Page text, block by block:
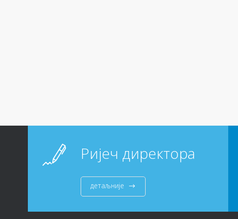
Ријеч директора
детаљније